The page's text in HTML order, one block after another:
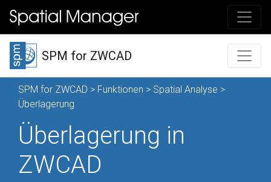
SPM for ZWCAD
SPM for ZWCAD > Funktionen > Spatial Analyse >
Überlagerung
Überlagerung in
ZWCAD